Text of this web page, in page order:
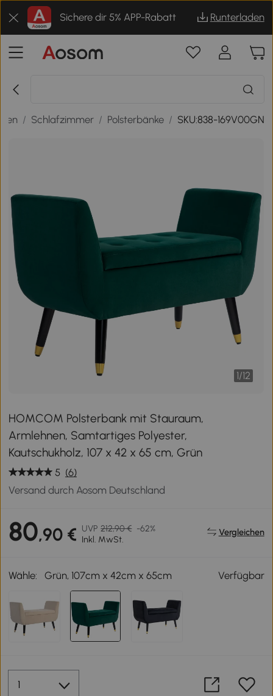
Sichere dir 5% APP-Rabatt Runterladen
/ Schlafzimmer / Polsterbänke / SKU:838-169V00GN
1/12
HOMCOM Polsterbank mit Stauraum,
Armlehnen, Samtartiges Polyester,
Kautschukholz, 107 x 42 x 65 cm, Grün
5 (6)
Versand durch Aosom Deutschland
80,90 € UVP 212,90 € -62%
Inkl. MwSt.
Vergleichen
Wähle: Grün, 107cm x 42cm x 65cm Verfügbar